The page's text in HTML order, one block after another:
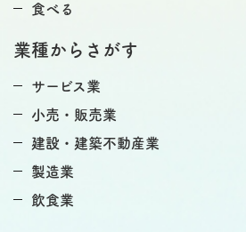
食べる
業種からさがす
サービス業
小売・販売業
建設・建築不動産業
製造業
飲食業